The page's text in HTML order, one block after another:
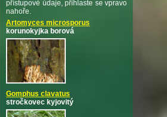
přístupové údaje, přihlaste se vpravo
nahoře.
Artomyces microsporus
korunokyjka borová
Gomphus clavatus
stročkovec kyjovitý